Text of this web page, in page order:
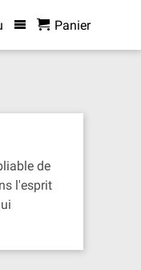
Panier
de
l'esprit